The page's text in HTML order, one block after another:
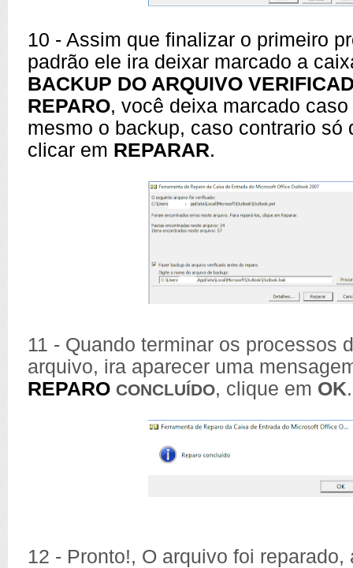
10 - Assim que finalizar o primeiro
padrão ele ira deixar marcado a
BACKUP DO ARQUIVO
REPARO, você deixa marcado
mesmo o backup, caso contrario só
clicar em REPARAR.
11 - Quando terminar os processos
arquivo, ira aparecer uma
REPARO CONCLUÍDO, clique em OK.
12 - Pronto!, O arquivo foi reparado,